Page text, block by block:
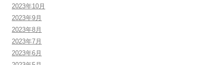
2023年10月
2023年9月
2023年8月
2023年7月
2023年6月